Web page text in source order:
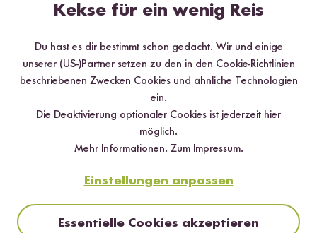
Jetzt sichern
*Das Digitale Rezeptbuch wird dir nach vollständiger Anmeldung zum Newsletter
per E-Mail zugeschickt.
Mehr Rezepte mit Bio Reis Cracker Sea
Kekse für ein wenig Reis
Du hast es dir bestimmt schon gedacht. Wir und einige
unserer (US-)Partner setzen zu den in den Cookie-Richtlinien
beschriebenen Zwecken Cookies und ähnliche Technologien
ein.
Die Deaktivierung optionaler Cookies ist jederzeit hier
möglich.
Mehr Informationen. Zum Impressum.
Einstellungen anpassen
Essentielle Cookies akzeptieren